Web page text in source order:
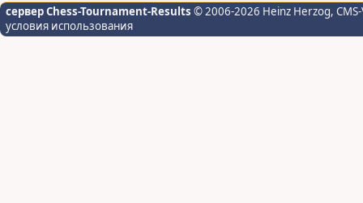
сервер Chess-Tournament-Results © 2006-2026 Heinz Herzog,
условия использования